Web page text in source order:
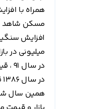
مسکن شاهد
در سال 91 ، قیمت از مرز سه میلیون تومان عبور کرد.
همین سال